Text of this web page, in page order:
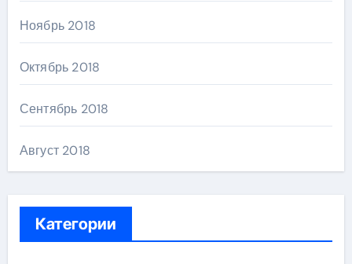
Ноябрь 2018
Октябрь 2018
Сентябрь 2018
Август 2018
Категории